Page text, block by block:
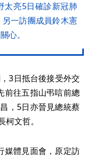
太亮5日確診新冠肺
一訪團成員鈴木憲
心。
3日抵台後接受外交
前往五指山弔唁前總
，5日亦晉見總統蔡
文哲。
媒體見面會，原定訪